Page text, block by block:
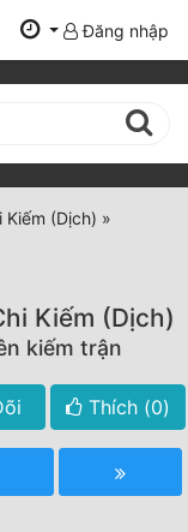
Đăng nhập
Kiếm (Dịch) »
Kiếm (Dịch)
kiếm trận
Thích (0)